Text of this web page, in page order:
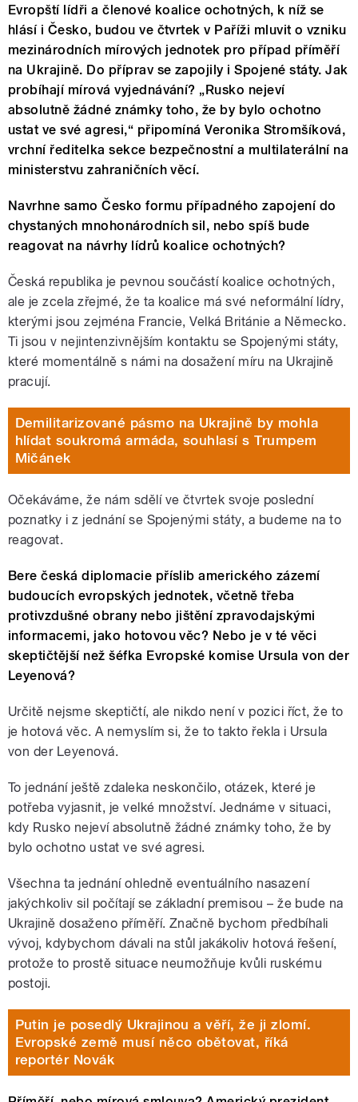
Evropští lídři a členové koalice ochotných, k níž se
hlásí i Česko, budou ve čtvrtek v Paříži mluvit o vzniku
mezinárodních mírových jednotek pro případ příměří
na Ukrajině. Do příprav se zapojily i Spojené státy. Jak
probíhají mírová vyjednávání? „Rusko nejeví
absolutně žádné známky toho, že by bylo ochotno
ustat ve své agresi,“ připomíná Veronika Stromšíková,
vrchní ředitelka sekce bezpečnostní a multilaterální na
ministerstvu zahraničních věcí.
Navrhne samo Česko formu případného zapojení do
chystaných mnohonárodních sil, nebo spíš bude
reagovat na návrhy lídrů koalice ochotných?
Česká republika je pevnou součástí koalice ochotných,
ale je zcela zřejmé, že ta koalice má své neformální lídry,
kterými jsou zejména Francie, Velká Británie a Německo.
Ti jsou v nejintenzivnějším kontaktu se Spojenými státy,
které momentálně s námi na dosažení míru na Ukrajině
pracují.
Demilitarizované pásmo na Ukrajině by mohla
hlídat soukromá armáda, souhlasí s Trumpem
Mičánek
Očekáváme, že nám sdělí ve čtvrtek svoje poslední
poznatky i z jednání se Spojenými státy, a budeme na to
reagovat.
Bere česká diplomacie příslib amerického zázemí
budoucích evropských jednotek, včetně třeba
protivzdušné obrany nebo jištění zpravodajskými
informacemi, jako hotovou věc? Nebo je v té věci
skeptičtější než šéfka Evropské komise Ursula von der
Leyenová?
Určitě nejsme skeptičtí, ale nikdo není v pozici říct, že to
je hotová věc. A nemyslím si, že to takto řekla i Ursula
von der Leyenová.
To jednání ještě zdaleka neskončilo, otázek, které je
potřeba vyjasnit, je velké množství. Jednáme v situaci,
kdy Rusko nejeví absolutně žádné známky toho, že by
bylo ochotno ustat ve své agresi.
Všechna ta jednání ohledně eventuálního nasazení
jakýchkoliv sil počítají se základní premisou – že bude na
Ukrajině dosaženo příměří. Značně bychom předbíhali
vývoj, kdybychom dávali na stůl jakákoliv hotová řešení,
protože to prostě situace neumožňuje kvůli ruskému
postoji.
Putin je posedlý Ukrajinou a věří, že ji zlomí.
Evropské země musí něco obětovat, říká
reportér Novák